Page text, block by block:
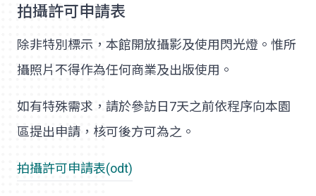
拍攝許可申請表
除非特別標示，本館開放攝影及使用閃光燈。惟所
攝照片不得作為任何商業及出版使用。
如有特殊需求，請於參訪日7天之前依程序向本園
區提出申請，核可後方可為之。
拍攝許可申請表(odt)